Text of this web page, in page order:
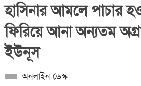
হাসিনার আমলে পাচার
ফিরিয়ে আনা অন্যতম
ইউনূস
অনলাইন ডেস্ক